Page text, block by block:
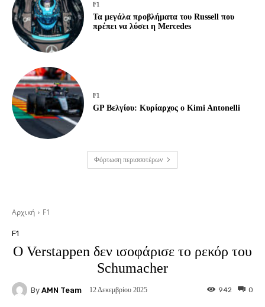
F1
Τα μεγάλα προβλήματα του Russell που
πρέπει να λύσει η Mercedes
F1
GP Βελγίου: Κυρίαρχος ο Kimi Antonelli
Φόρτωση περισσοτέρων